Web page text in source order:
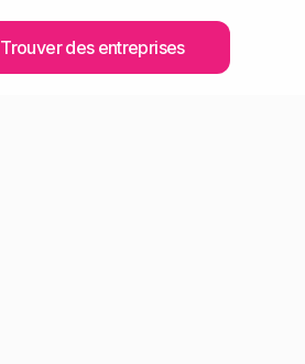
Trouver des entreprises